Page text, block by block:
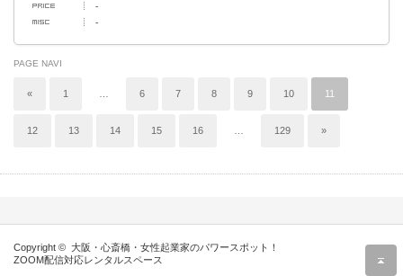
-
-
PAGE NAVI
« 1 6 7 8 9 10 11
12 13 14 15 16 129 »
Copyright © 大阪・心斎橋・女性起業家のパワースポット！
ZOOM配信対応レンタルスペース